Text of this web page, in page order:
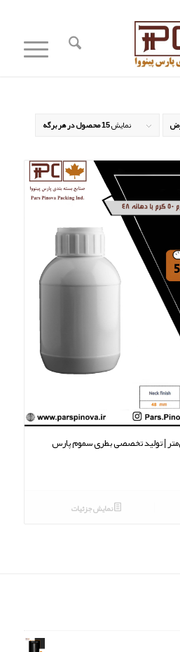
نمایش15 محصول در هر برگه
دهانه ۴۸ میلی‌متر | تولید تخصصی بطری سموم پارس
نمایش جزئیات